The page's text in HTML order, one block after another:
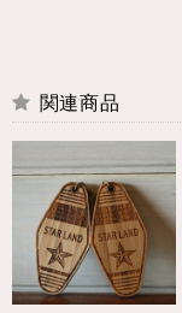
関連商品